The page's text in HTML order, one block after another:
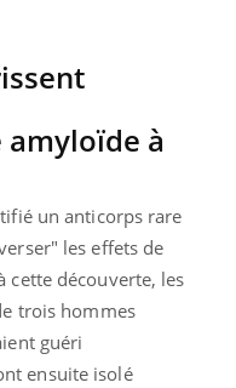
à
un anticorps rare
les effets de
cette découverte, les
trois hommes
guéri
ensuite isolé